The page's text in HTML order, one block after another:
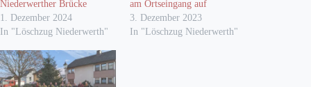
Niederwerther Brücke
1. Dezember 2024
In "Löschzug Niederwerth"
am Ortseingang auf
3. Dezember 2023
In "Löschzug Niederwerth"